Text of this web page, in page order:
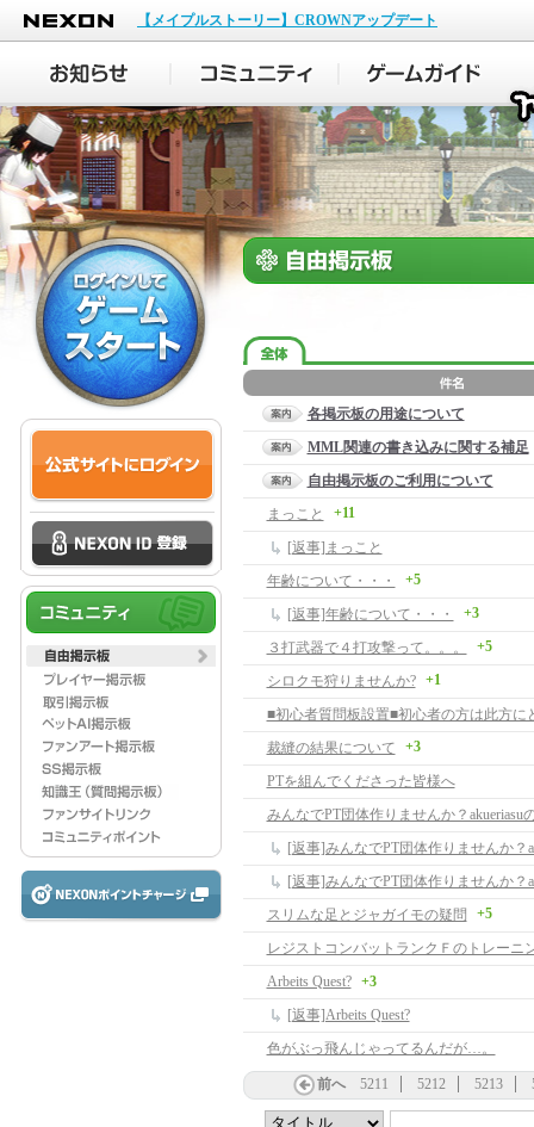
NEXON
【メイプルストーリー】CROWNアップデート
各掲示板の用途について
MML関連の書き込みに関する補足
自由掲示板のご利用について
まっこと
+11
[返事]まっこと
年齢について・・・
+5
[返事]年齢について・・・ +3
３打武器で４打攻撃って。。。 +5
シロクモ狩りませんか? +1
裁縫の結果について +3
PTを組んでくださった皆様へ
みんなでPT団体作りませんか？akueriasu
スリムな足とジャガイモの疑問 +5
レジストコンバットランクＦのトレーニ
Arbeits Quest?
+3
[返事]Arbeits Quest?
色がぶっ飛んじゃってるんだが…。
前へ 5211 5212 5213